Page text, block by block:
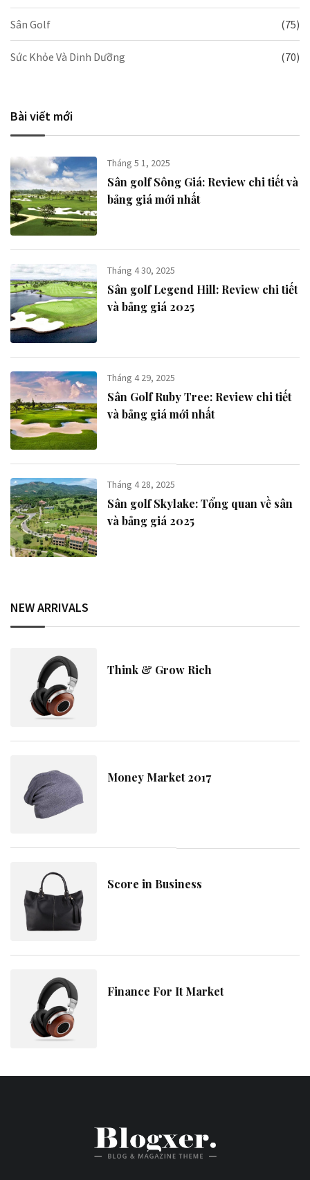
Sân Golf (75)
Sức Khỏe Và Dinh Dưỡng (70)
Bài viết mới
Tháng 5 1, 2025
Sân golf Sông Giá​: Review chi tiết và
bảng giá mới nhất
Tháng 4 30, 2025
Sân golf Legend Hill​: Review chi tiết
và bảng giá 2025
Tháng 4 29, 2025
Sân Golf Ruby Tree: Review chi tiết
và bảng giá mới nhất
Tháng 4 28, 2025
Sân golf Skylake: Tổng quan về sân
và bảng giá 2025
NEW ARRIVALS
Think & Grow Rich
Money Market 2017
Score in Business
Finance For It Market